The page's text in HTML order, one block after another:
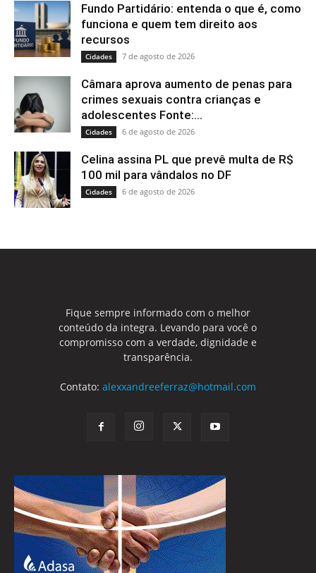
Fundo Partidário: entenda o que é, como
funciona e quem tem direito aos
recursos
Cidades 7 de agosto de 2026
Câmara aprova aumento de penas para
crimes sexuais contra crianças e
adolescentes Fonte:...
Cidades 6 de agosto de 2026
Celina assina PL que prevê multa de R$
100 mil para vândalos no DF
Cidades 6 de agosto de 2026
Fique sempre informado com o melhor
conteúdo da integra. Levando para você o
compromisso com a verdade, dignidade e
transparência.
Contato: alexxandreeferraz@hotmail.com